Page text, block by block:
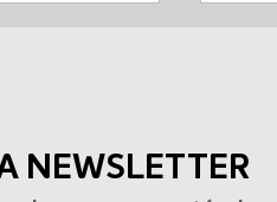
NEWSLETTER